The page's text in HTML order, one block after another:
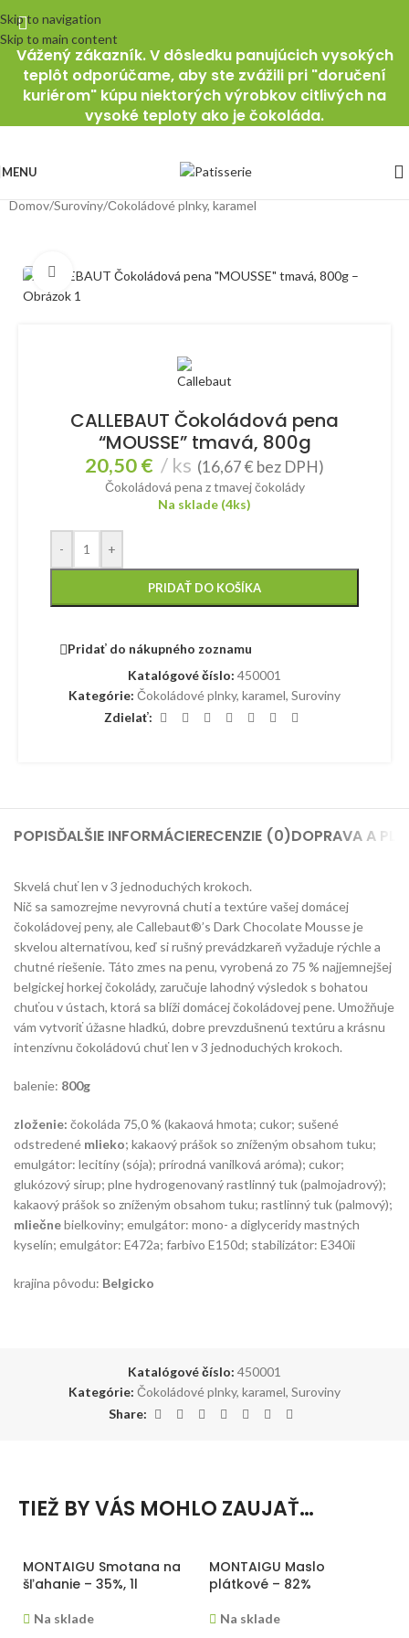
Skip to navigation
Skip to main content
Vážený zákazník. V dôsledku panujúcich vysokých
teplôt odporúčame, aby ste zvážili pri "doručení
kuriérom" kúpu niektorých výrobkov citlivých na
vysoké teploty ako je čokoláda.
MENU
Domov/Suroviny/Čokoládové plnky, karamel
Klikni pre zväčšenie
CALLEBAUT Čokoládová pena
“MOUSSE” tmavá, 800g
20,50€ ks (16,67€ bez DPH)
Čokoládová pena z tmavej čokolády
Na sklade (4ks)
- +
PRIDAŤ DO KOŠÍKA
Pridať do nákupného zoznamu
Katalógové číslo: 450001
Kategórie: Čokoládové plnky, karamel, Suroviny
Zdielať:
POPISĎALŠIE INFORMÁCIERECENZIE (0)DOPRAVA A
Skvelá chuť len v 3 jednoduchých krokoch.
Nič sa samozrejme nevyrovná chuti a textúre vašej domácej
čokoládovej peny, ale Callebaut®’s Dark Chocolate Mousse je
skvelou alternatívou, keď si rušný prevádzkareň vyžaduje rýchle a
chutné riešenie. Táto zmes na penu, vyrobená zo 75 % najjemnejšej
belgickej horkej čokolády, zaručuje lahodný výsledok s bohatou
chuťou v ústach, ktorá sa blíži domácej čokoládovej pene. Umožňuje
vám vytvoriť úžasne hladkú, dobre prevzdušnenú textúru a krásnu
intenzívnu čokoládovú chuť len v 3 jednoduchých krokoch.
balenie: 800g
zloženie: čokoláda 75,0 % (kakaová hmota; cukor; sušené
odstredené mlieko; kakaový prášok so zníženým obsahom tuku;
emulgátor: lecitíny (sója); prírodná vanilková aróma); cukor;
glukózový sirup; plne hydrogenovaný rastlinný tuk (palmojadrový);
kakaový prášok so zníženým obsahom tuku; rastlinný tuk (palmový);
mliečnebielkoviny; emulgátor: mono- a diglyceridy mastných
kyselín; emulgátor: E472a; farbivo E150d; stabilizátor: E340ii
krajina pôvodu: Belgicko
Katalógové číslo: 450001
Kategórie: Čokoládové plnky, karamel, Suroviny
Share:
TIEŽ BY VÁS MOHLO ZAUJAŤ…
MONTAIGU Smotana na
šľahanie – 35%, 1l
Na sklade
MONTAIGU Maslo
plátkové – 82%
Na sklade